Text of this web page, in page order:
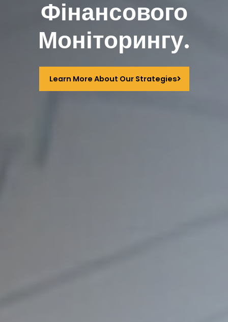
Фінансового
Моніторингу.
Learn More About Our Strategies